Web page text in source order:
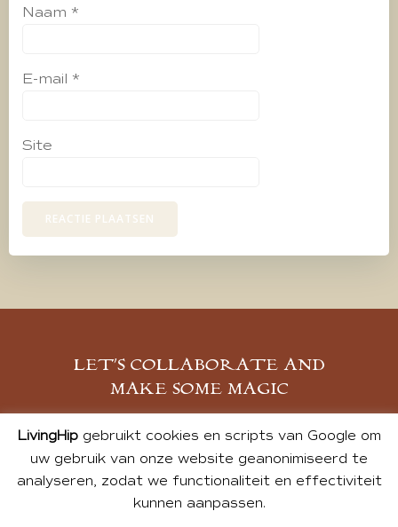
Naam *
E-mail *
Site
LET’S COLLABORATE AND
MAKE SOME MAGIC
MELD JE AAN
LivingHipgebruikt cookies en scripts van Google om
uw gebruik van onze website geanonimiseerd te
analyseren, zodat we functionaliteit en effectiviteit
kunnen aanpassen.